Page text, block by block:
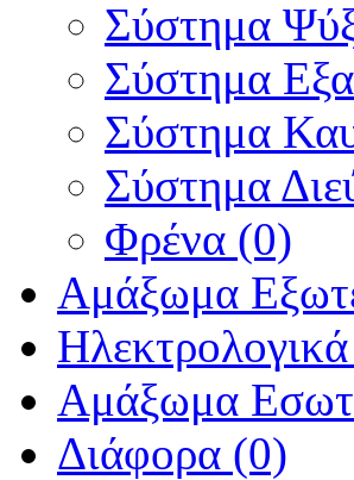
Σύστημα
Σύστημα
Σύστημα
Σύστημα
Φρένα (0)
Αμάξωμα
Αμάξωμα
Διάφορα (0)